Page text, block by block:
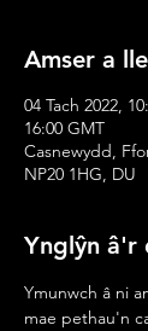
Amser a
04 Tach 2022,
16:00 GMT
Casnewydd,
NP20 1HG, DU
Ynglŷn â'r
Ymunwch â ni
mae pethau'n